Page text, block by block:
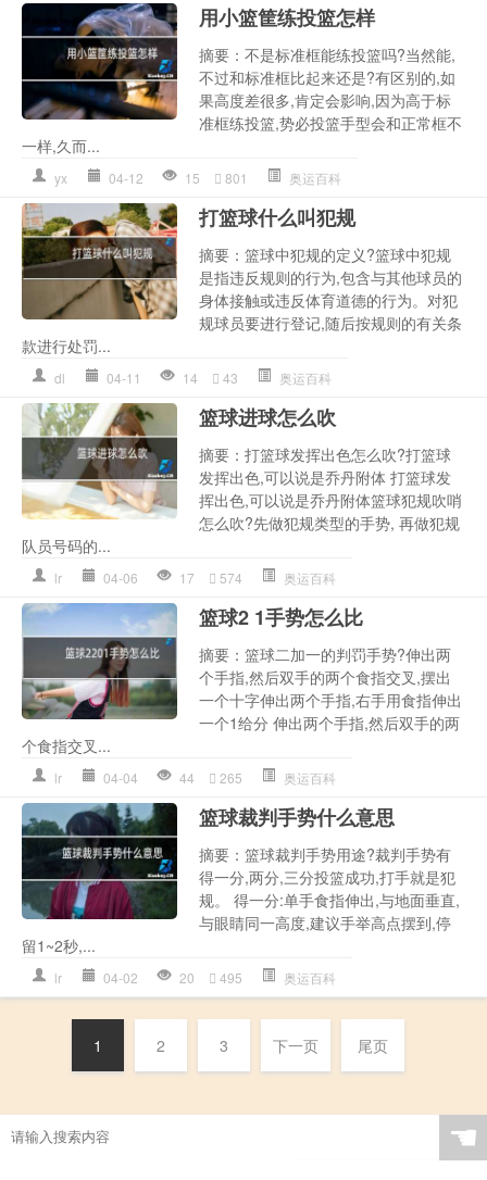
用小篮筐练投篮怎样
摘要：不是标准框能练投篮吗?当然能,
不过和标准框比起来还是?有区别的,如
果高度差很多,肯定会影响,因为高于标
准框练投篮,势必投篮手型会和正常框不
一样,久而...
yx 04-12 15 801 奥运百科
打篮球什么叫犯规
摘要：篮球中犯规的定义?篮球中犯规
是指违反规则的行为,包含与其他球员的
身体接触或违反体育道德的行为。对犯
规球员要进行登记,随后按规则的有关条
款进行处罚...
dl 04-11 14 43 奥运百科
篮球进球怎么吹
摘要：打篮球发挥出色怎么吹?打篮球
发挥出色,可以说是乔丹附体 打篮球发
挥出色,可以说是乔丹附体篮球犯规吹哨
怎么吹?先做犯规类型的手势, 再做犯规
队员号码的...
lr 04-06 17 574 奥运百科
篮球2 1手势怎么比
摘要：篮球二加一的判罚手势?伸出两
个手指,然后双手的两个食指交叉,摆出
一个十字伸出两个手指,右手用食指伸出
一个1给分 伸出两个手指,然后双手的两
个食指交叉...
lr 04-04 44 265 奥运百科
篮球裁判手势什么意思
摘要：篮球裁判手势用途?裁判手势有
得一分,两分,三分投篮成功,打手就是犯
规。 得一分:单手食指伸出,与地面垂直,
与眼睛同一高度,建议手举高点摆到,停
留1~2秒,...
lr 04-02 20 495 奥运百科
1 2 3 下一页 尾页
☚